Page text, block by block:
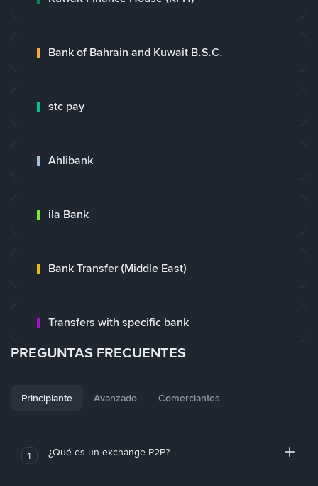
Bank of Bahrain and Kuwait B.S.C.
stc pay
Ahlibank
ila Bank
Bank Transfer (Middle East)
Transfers with specific bank
PREGUNTAS FRECUENTES
Principiante Avanzado Comerciantes
1 ¿Qué es un exchange P2P?